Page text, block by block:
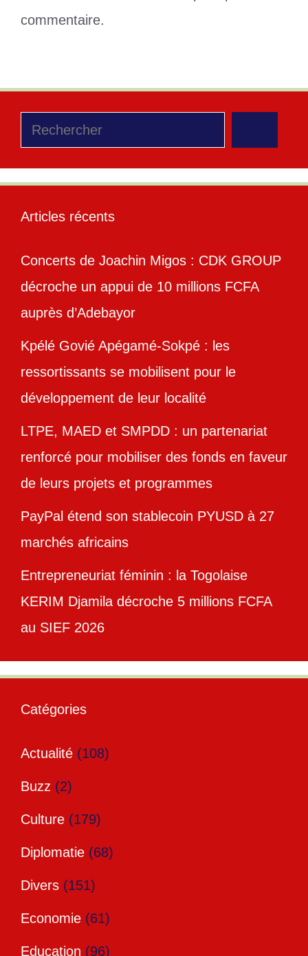
commentaire.
Rechercher
Articles récents
Concerts de Joachin Migos : CDK GROUP
décroche un appui de 10 millions FCFA
auprès d’Adebayor
Kpélé Govié Apégamé-Sokpé : les
ressortissants se mobilisent pour le
développement de leur localité
LTPE, MAED et SMPDD : un partenariat
renforcé pour mobiliser des fonds en faveur
de leurs projets et programmes
PayPal étend son stablecoin PYUSD à 27
marchés africains
Entrepreneuriat féminin : la Togolaise
KERIM Djamila décroche 5 millions FCFA
au SIEF 2026
Catégories
Actualité (108)
Buzz (2)
Culture (179)
Diplomatie (68)
Divers (151)
Economie (61)
Education (96)